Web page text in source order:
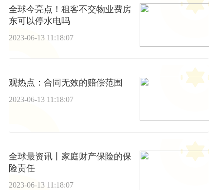
全球今亮点！租客不交物业费房
东可以停水电吗
2023-06-13 11:18:07
观热点：合同无效的赔偿范围
2023-06-13 11:18:07
全球最资讯丨家庭财产保险的保
险责任
2023-06-13 11:18:07